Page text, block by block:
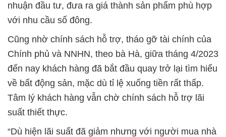
nhuận đầu tư, đưa ra giá thành sản phẩm phù hợp
với nhu cầu số đông.
Cũng nhờ chính sách hỗ trợ, tháo gỡ tài chính của
Chính phủ và NNHN, theo bà Hà, giữa tháng 4/2023
đến nay khách hàng đã bắt đầu quay trở lại tìm hiểu
về bất động sản, mặc dù tỉ lệ xuống tiền rất thấp.
Tâm lý khách hàng vẫn chờ chính sách hỗ trợ lãi
suất thiết thực.
“Dù hiện lãi suất đã giảm nhưng với người mua nhà